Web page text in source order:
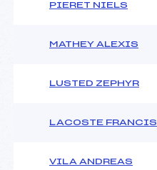
PIERET NIELS
MATHEY ALEXIS
LUSTED ZEPHYR
LACOSTE FRANCIS
VILA ANDREAS